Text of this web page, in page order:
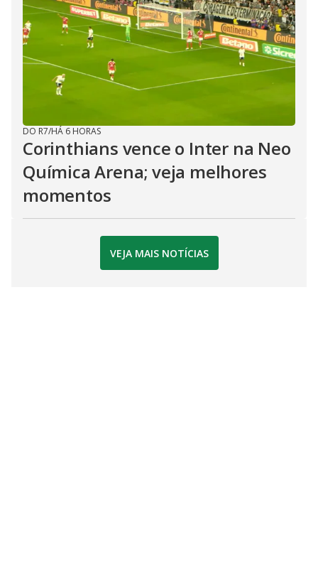
DO R7/HÁ 6 HORAS
Corinthians vence o Inter na Neo
Química Arena; veja melhores
momentos
VEJA MAIS NOTÍCIAS